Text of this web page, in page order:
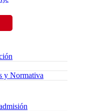
y Normativa